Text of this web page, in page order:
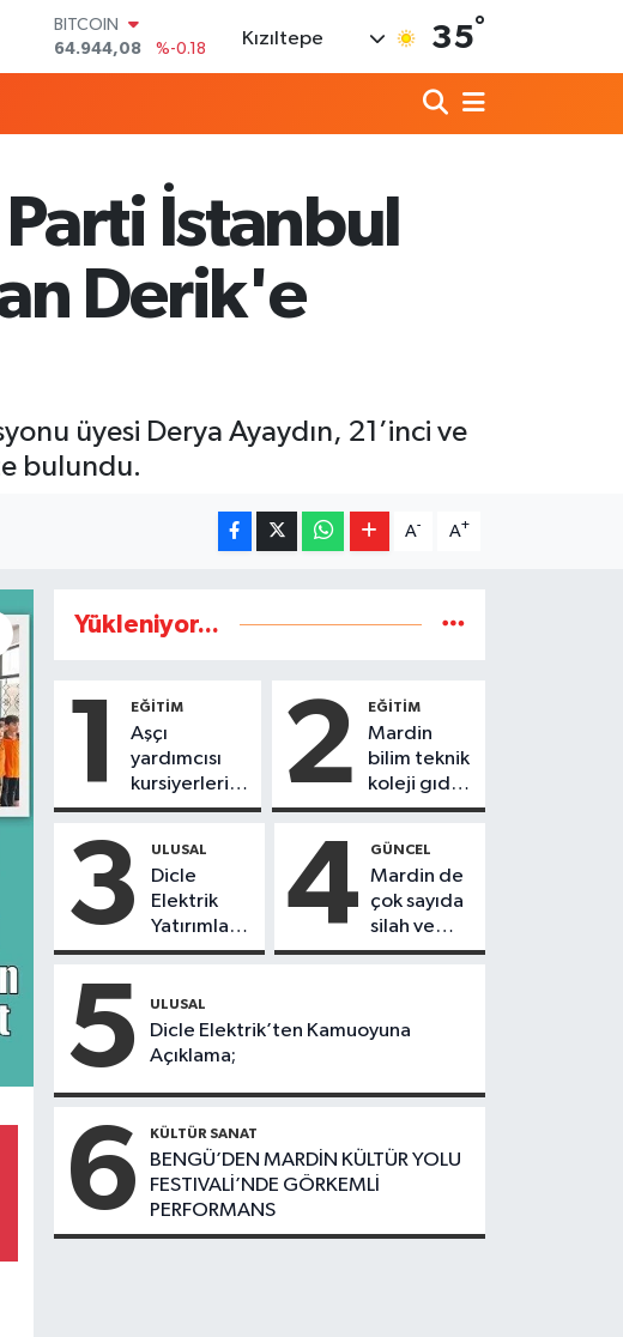
BITCOIN
64.944,08
%-0.18
DOLAR
%0.38
GRAM ALTIN
6660.55
%0.03
13.779
%-14
Kızıltepe 35°
İstanbul
Derik'e
üyesi Derya Ayaydın, 21’inci ve
bulundu.
A- A+
Yükleniyor...
1 EĞİTİM
Aşçı
yardımcısı
kursiyerleri
eğitimlerini
tamamladı
2 EĞİTİM
Mardin
bilim teknik
koleji gıda
teknolojisi
ürettikleri
gıda
ürünlerini
satarak
köydeki
desteğinde
3 ULUSAL
Dicle
Elektrik
Yatırımları
Sonuç
Mardin’de
Kayıp
Kaçak
Büyük
Düşüş
4 GÜNCEL
Mardin de
çok sayıda
silah ve
mühimmat
5 ULUSAL
Dicle Elektrik’ten Kamuoyuna
Açıklama;
6 KÜLTÜR SANAT
BENGÜ’DEN MARDİN KÜLTÜR YOLU
FESTIVALİ’NDE GÖRKEMLİ
PERFORMANS